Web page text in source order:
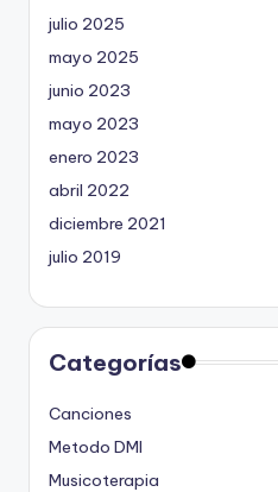
julio 2025
mayo 2025
junio 2023
mayo 2023
enero 2023
abril 2022
diciembre 2021
julio 2019
Categorías
Canciones
Metodo DMI
Musicoterapia